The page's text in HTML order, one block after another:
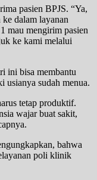
pasien BPJS. “Ya,
dalam layanan
mau mengirim pasien
ke kami melalui
ini bisa membantu
usianya sudah menua.
tetap produktif.
wajar buat sakit,
bahwa
poli klinik